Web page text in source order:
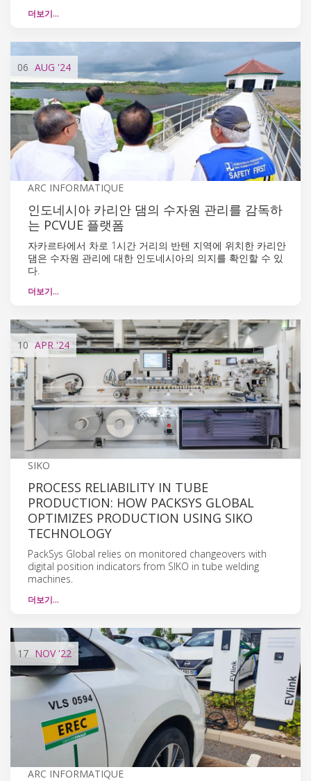
더보기…
06 AUG '24
ARC INFORMATIQUE
인도네시아 카리안 댐의 수자원 관리를 감독하
는 PCVUE 플랫폼
자카르타에서 차로 1시간 거리의 반텐 지역에 위치한 카리안
댐은 수자원 관리에 대한 인도네시아의 의지를 확인할 수 있
다.
더보기…
10 APR'24
SIKO
PROCESS RELIABILITY IN TUBE
PRODUCTION: HOW PACKSYS GLOBAL
OPTIMIZES PRODUCTION USING SIKO
TECHNOLOGY
PackSys Global relies on monitored changeovers with
digital position indicators from SIKO in tube welding
machines.
더보기…
17 NOV'22
ARC INFORMATIQUE